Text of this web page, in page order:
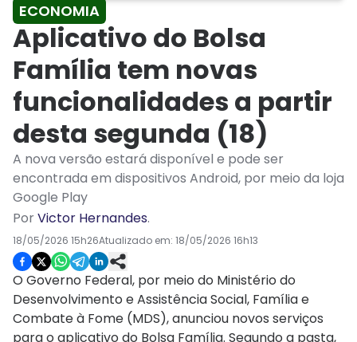
ECONOMIA
Aplicativo do Bolsa
Família tem novas
funcionalidades a partir
desta segunda (18)
A nova versão estará disponível e pode ser
encontrada em dispositivos Android, por meio da loja
Google Play
PorVictor Hernandes.
18/05/2026 15h26Atualizado em: 18/05/2026 16h13
O Governo Federal, por meio do Ministério do
Desenvolvimento e Assistência Social, Família e
Combate à Fome (MDS), anunciou novos serviços
para o aplicativo do Bolsa Família. Segundo a pasta,